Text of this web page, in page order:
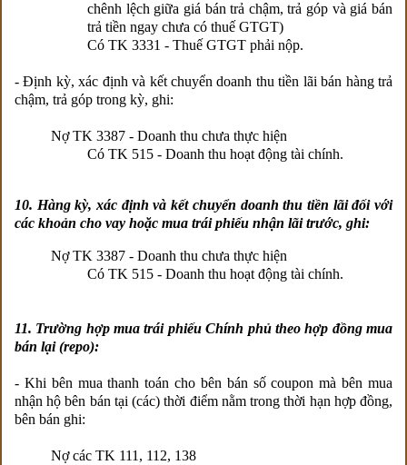
chênh lệch giữa giá bán trả chậm, trả góp và giá bán
trả tiền ngay chưa có thuế GTGT)
Có TK 3331 - Thuế GTGT phải nộp.
- Định kỳ, xác định và kết chuyển doanh thu tiền lãi bán hàng trả
chậm, trả góp trong kỳ, ghi:
Nợ TK 3387 - Doanh thu chưa thực hiện
Có TK 515 - Doanh thu hoạt động tài chính.
10. Hàng kỳ, xác định và kết chuyển doanh thu tiền lãi đối với
các khoản cho vay hoặc mua trái phiếu nhận lãi trước, ghi:
Nợ TK 3387 - Doanh thu chưa thực hiện
Có TK 515 - Doanh thu hoạt động tài chính.
11. Trường hợp mua trái phiếu Chính phủ theo hợp đồng mua
bán lại (repo):
- Khi bên mua thanh toán cho bên bán số coupon mà bên mua
nhận hộ bên bán tại (các) thời điểm nằm trong thời hạn hợp đồng,
bên bán ghi:
Nợ các TK 111, 112, 138